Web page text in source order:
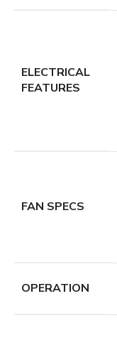
ELECTRICAL
FEATURES
FAN SPECS
OPERATION